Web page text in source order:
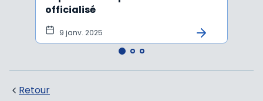
officialisé
9 janv. 2025
Retour